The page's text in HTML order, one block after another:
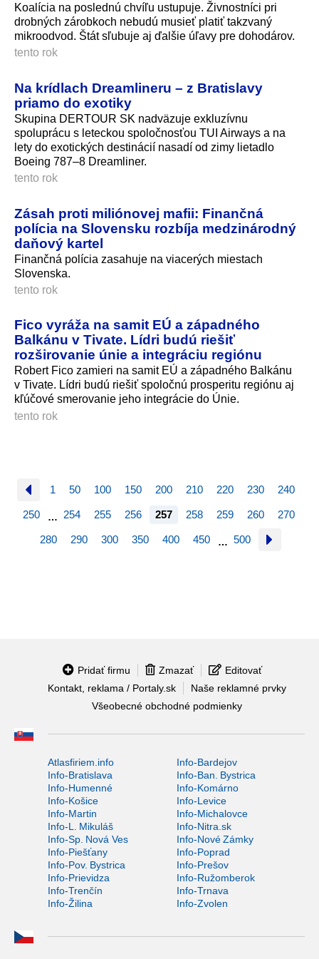
Koalícia na poslednú chvíľu ustupuje. Živnostníci pri
drobných zárobkoch nebudú musieť platiť takzvaný
mikroodvod. Štát sľubuje aj ďalšie úľavy pre dohodárov.
tento rok
Na krídlach Dreamlineru – z Bratislavy
priamo do exotiky
Skupina DERTOUR SK nadväzuje exkluzívnu
spoluprácu s leteckou spoločnosťou TUI Airways a na
lety do exotických destinácií nasadí od zimy lietadlo
Boeing 787–8 Dreamliner.
tento rok
Zásah proti miliónovej mafii: Finančná
polícia na Slovensku rozbíja medzinárodný
daňový kartel
Finančná polícia zasahuje na viacerých miestach
Slovenska.
tento rok
Fico vyráža na samit EÚ a západného
Balkánu v Tivate. Lídri budú riešiť
rozširovanie únie a integráciu regiónu
Robert Fico zamieri na samit EÚ a západného Balkánu
v Tivate. Lídri budú riešiť spoločnú prosperitu regiónu aj
kľúčové smerovanie jeho integrácie do Únie.
tento rok
1 50 100 150 200 210 220 230 240
250 … 254 255 256 257 258 259 260 270
280 290 300 350 400 450 … 500
Pridať firmu Zmazať
Editovať
Kontakt, reklama / Portaly.sk
Naše reklamné prvky
Všeobecné obchodné podmienky
Atlasfiriem.info
Info-Bardejov
Info-Bratislava
Info-Ban. Bystrica
Info-Humenné
Info-Komárno
Info-Košice
Info-Levice
Info-Martin
Info-Michalovce
Info-L. Mikuláš
Info-Nitra.sk
Info-Sp. Nová Ves
Info-Nové Zámky
Info-Piešťany
Info-Poprad
Info-Pov. Bystrica
Info-Prešov
Info-Prievidza
Info-Ružomberok
Info-Trenčín
Info-Trnava
Info-Žilina
Info-Zvolen